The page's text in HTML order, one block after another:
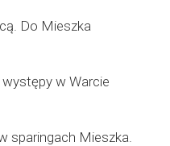
Do Mieszka
w Warcie
sparingach Mieszka.